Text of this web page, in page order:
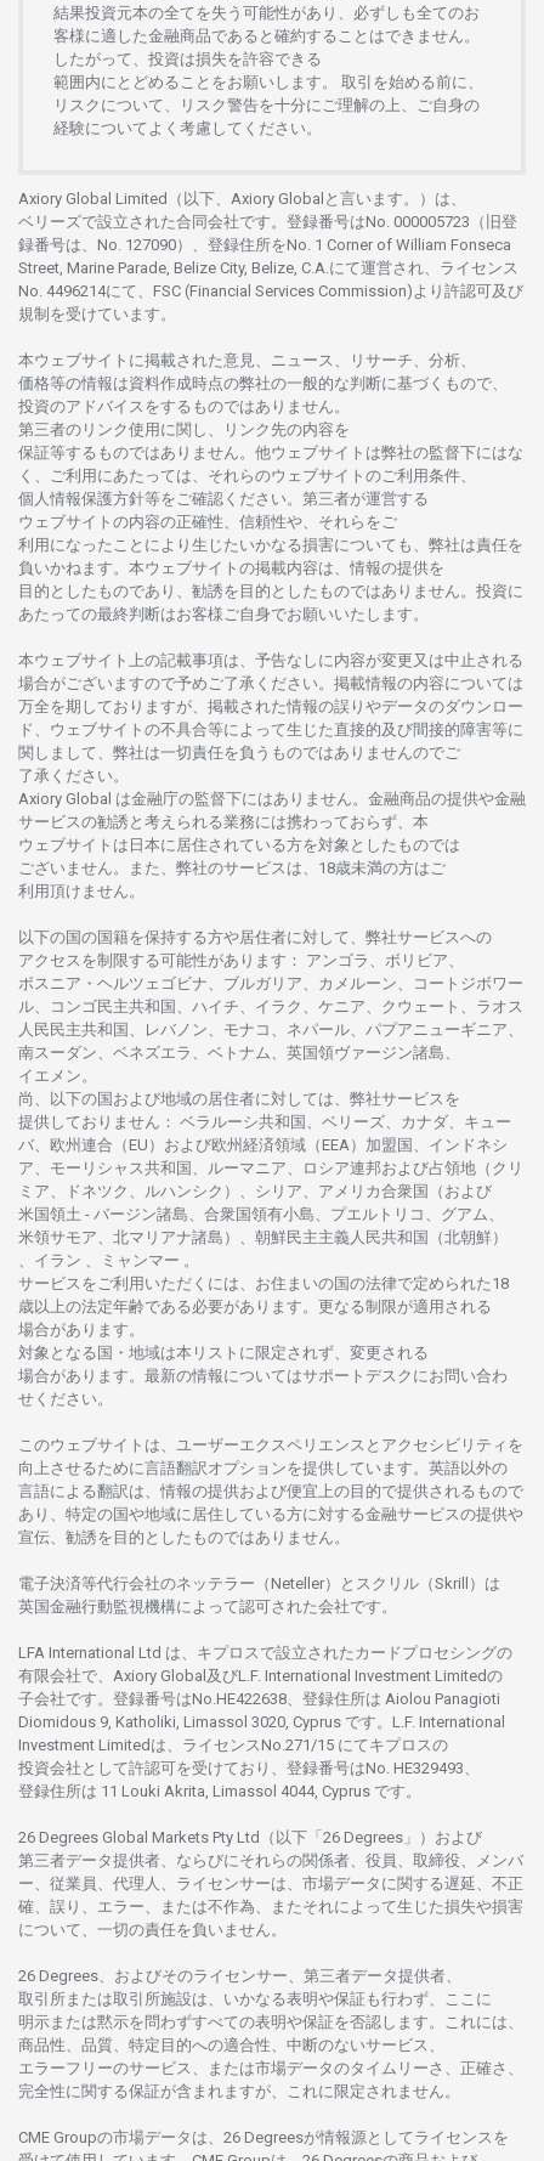
結果投資元本の全てを失う 可能性があり、 必ずしも全てのお
客様に適した金融商品であると 確約することはできません。
したがって、 投資は損失を許容できる
範囲内にとどめることをお願いします 。 取引を始める前に、
リスクについて、
リスク警告を十分に ご理解の 上、 ご自身の
経験について よく 考慮してください。
Axiory Global Limited（以下、Axiory Globalと言います。）は、
ベリーズで設立さ れた合同会社です。 登録番号はNo. 000005723（旧登
録番号は、No. 127090）、 登録住所をNo. 1 Corner of William Fonseca
Street, Marine Parade, Belize City, Belize, C.A.にて運営さ れ、 ライセンス
No. 4496214にて、FSC (Financial Services Commission)より 許認可及び
規制を受けています。
本ウェブサイトに掲載さ れた意見、ニュース、リサーチ、分析、
価格等の情報は資料作成時点の弊社の一般的な判断に基づくもので、
投資のアドバイスをするものではありません。
第三者の リンク使用に関し、 リンク先の内容を
保証等するものではありません。 他ウェブサイトは弊社の監督下にはな
く、
ご利用に あたっては、 それらのウェブサイトの ご利用条件、
個人情報保護方針等を ご確認ください。 第三者が運営する
ウェブサイトの内容の正確性、信頼性や、それらをご
利用になったことにより 生じたいかなる損害についても、 弊社は責任を
負いかね ます。 本ウェブサイトの掲載内容は、 情報の提供を
目的としたものであり、 勧誘を 目的としたものではありません。 投資に
あたっての最終判断はお客様ご自身でお願いいたします。
本ウェブサイト 上の記載事項は、 予告なしに 内容が変更又は中止さ れる
場合がございますので予めご了承ください。 掲載情報の内容については
万全を期しておりますが、 掲載さ れた情報の誤りやデータのダウンロー
ド、 ウェブサイトの不具合等に よって生じた 直接的及び間接的障害等に
関し まして、 弊社は一切責任を負うものではありませんのでご
了承ください。
Axiory Global は金融庁の監督下にはありません。 金融商品の提供や金融
サービスの勧誘と 考えられる業務には携わっておらず、 本
ウェブサイトは 日本に 居住さ れている方を対象としたものでは
ございません。
また、 弊社のサービスは、18歳未満の方は ご
利用頂けません 。
以下の国の国籍を保持する方や居住者に対して、 弊社サービスへの
アクセスを制限する可能性があります ： アンゴラ、ボリビア、
ボスニア ・ ヘルツェゴビナ、ブルガリア、カメルーン、コートジボワー
ル、
コンゴ民主共和国、ハイチ、イラク、ケニア、クウェート、 ラオス
人民民主共和国、レバノン、モナコ、ネパール、パプアニューギニア、
南スーダン、ベネズエラ、ベトナム、 英国領ヴァージン諸島、
イエメン。
尚、 以下の国および地域の居住者に対しては、 弊社サービスを
提供しておりません ： ベラルーシ共和国、ベリーズ、カナダ、キュー
バ、 欧州連合 （EU） および欧州経済領域 （EEA）加盟国、インドネシ
ア、 モーリシャス共和国、ルーマニア、 ロシア連邦および占領地 （クリ
ミア、ドネツク、ルハンシク）、シリア、 アメリカ合衆国 （および
米国領土 - バージン諸島、合衆国領有小島、プエルトリコ、グアム、
米領サモア、 北マリアナ諸島）、 朝鮮民主主義人民共和国 （北朝鮮）
、イラン 、ミャンマー 。
サービスを ご利用いただくには、お住まいの国の法律で定められた 18
歳以上の法定年齢である必要があります。 更なる制限が適用さ れる
場合があります。
対象となる国 ・ 地域は本 リストに限定さ れず、 変更さ れる
場合があります。 最新の情報についてはサポートデスクに お問い合わ
せくださ い。
このウェブサイトは、 ユーザーエクスペリエンスと アクセシビリティを
向上さ せるために言語翻訳オプションを提供しています。 英語以外の
言語に よる翻訳は、 情報の提供および便宜上の目的で提供さ れるもので
あり、 特定の国や地域に 居住している方に対する金融サービスの提供や
宣伝、 勧誘を 目的としたものではありません。
電子決済等代行会社のネッテラー （Neteller）と スクリル （Skrill）は
英国金融行動監視機構に よって認可さ れた会社です。
LFA International Ltd は、 キプロスで設立さ れた カードプロセシングの
有限会社で、Axiory Global及びL.F. International Investment Limitedの
子会社です。 登録番号はNo.HE422638、 登録住所は Aiolou Panagioti
Diomidous 9, Katholiki, Limassol 3020, Cyprus です。L.F. International
Investment Limitedは、 ライセンスNo.271/15 にてキプロスの
投資会社として許認可を受けており、 登録番号はNo. HE329493、
登録住所は 11 Louki Akrita, Limassol 4044, Cyprus です。
26 Degrees Global Markets Pty Ltd（以下「26 Degrees」） および
第三者データ提供者、ならびにそれらの関係者、役員、取締役、メンバ
ー、従業員、代理人、ライセンサーは、 市場データに関する遅延、不正
確、誤り、エラー、
または不作為、 またそれに よって生じた損失や損害
について、 一切の責任を負いません。
26 Degrees、 およびそのライセンサー、 第三者データ提供者、
取引所または取引所施設は、いかなる表明や保証も行わず、
ここに
明示または黙示を問わずすべての表明や保証を否認し ます。
これには、
商品性、品質、 特定目的への適合性、 中断のないサービス、
エラーフリーのサービス、 または市場データのタイムリーさ、正確さ、
完全性に関する保証が含まれますが、これに限定さ れません。
CME Groupの市場データは、26 Degreesが情報源としてライセンスを